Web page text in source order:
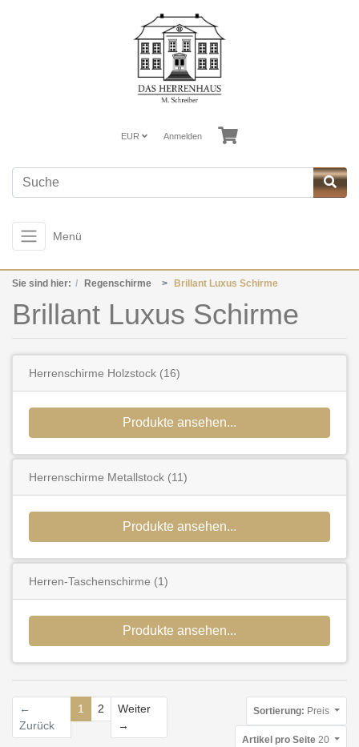
EUR Anmelden
Menü
Sie sind hier: Regenschirme Brillant Luxus Schirme
Brillant Luxus Schirme
Herrenschirme Holzstock (16)
Produkte ansehen...
Herrenschirme Metallstock (11)
Produkte ansehen...
Herren-Taschenschirme (1)
Produkte ansehen...
←
Zurück
1 2
Weiter
→
Sortierung: Preis
Artikel pro Seite 20